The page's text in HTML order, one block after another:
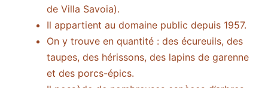
de Villa Savoia).
Il appartient au domaine public depuis 1957.
On y trouve en quantité : des écureuils, des
taupes, des hérissons, des lapins de garenne
et des porcs-épics.